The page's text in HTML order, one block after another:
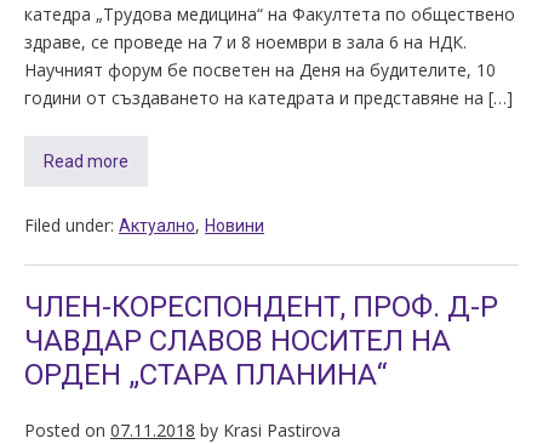
катедра „Трудова медицина“ на Факултета по обществено
здраве, се проведе на 7 и 8 ноември в зала 6 на НДК.
Научният форум бе посветен на Деня на будителите, 10
години от създаването на катедрата и представяне на […]
Read more
Filed under: Актуално, Новини
ЧЛЕН-КОРЕСПОНДЕНТ, ПРОФ. Д-Р
ЧАВДАР СЛАВОВ НОСИТЕЛ НА
ОРДЕН „СТАРА ПЛАНИНА“
Posted on 07.11.2018 by Krasi Pastirova